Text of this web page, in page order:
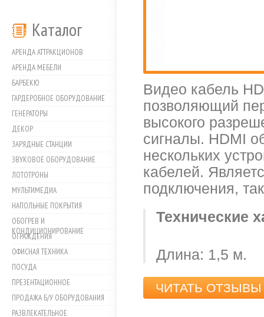
Каталог
АРЕНДА АТТРАКЦИОНОВ
АРЕНДА МЕБЕЛИ
БАРБЕКЮ
ГАРДЕРОБНОЕ ОБОРУДОВАНИЕ
ГЕНЕРАТОРЫ
ДЕКОР
ЗАРЯДНЫЕ СТАНЦИИ
ЗВУКОВОЕ ОБОРУДОВАНИЕ
ЛОТОТРОНЫ
МУЛЬТИМЕДИА
НАПОЛЬНЫЕ ПОКРЫТИЯ
ОБОГРЕВ И
КОНДИЦИОНИРОВАНИЕ
ОГРАЖДЕНИЯ
ОФИСНАЯ ТЕХНИКА
ПОСУДА
ПРЕЗЕНТАЦИОННОЕ
ПРОДАЖА Б/У ОБОРУДОВАНИЯ
РАЗВЛЕКАТЕЛЬНОЕ
Видео кабель
позволяющий
высокого
сигналы. HDMI
нескольких
кабелей.
подключения,
Технические
Длина: 1,5 м.
ЧИТАТЬ ОТЗЫВЫ